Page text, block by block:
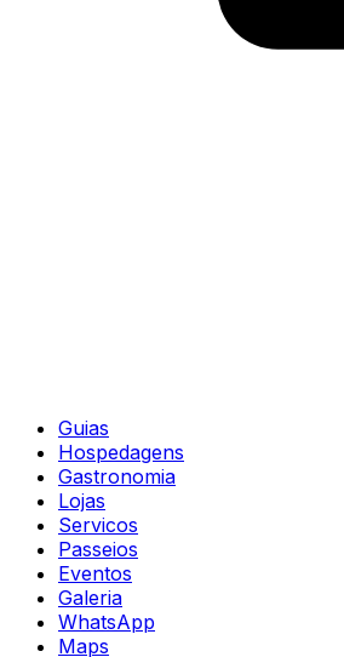
Guias
Hospedagens
Gastronomia
Lojas
Servicos
Passeios
Eventos
Galeria
WhatsApp
Maps